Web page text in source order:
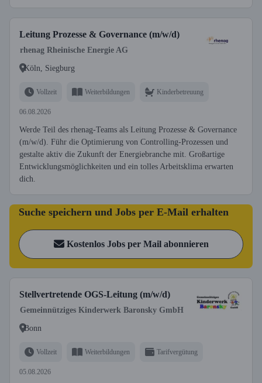
Leitung Prozesse & Governance (m/w/d)
rhenag Rheinische Energie AG
Köln, Siegburg
Vollzeit Weiterbildungen Kinderbetreuung
06.08.2026
Werde Teil des rhenag-Teams als Leitung Prozesse & Governance
(m/w/d). Führ die Optimierung von Controlling-Prozessen und
gestalte aktiv die Zukunft der Energiebranche mit. Großartige
Entwicklungsmöglichkeiten und ein tolles Arbeitsklima erwarten
dich.
Suche speichern und Jobs per E-Mail erhalten
Kostenlos Jobs per Mail abonnieren
Stellvertretende OGS-Leitung (m/w/d)
Gemeinnütziges Kinderwerk Baronsky GmbH
Bonn
Vollzeit Weiterbildungen Tarifvergütung
05.08.2026